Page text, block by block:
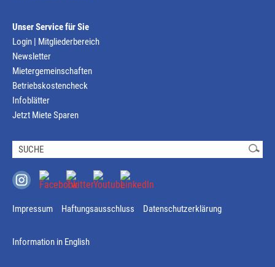
Unser Service für Sie
Login | Mitgliederbereich
Newsletter
Mietergemeinschaften
Betriebskostencheck
Infoblätter
Jetzt Miete Sparen
Impressum Haftungsausschluss Datenschutzerklärung
Information in English